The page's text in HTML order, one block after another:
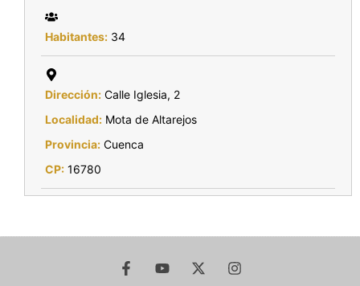
Habitantes: 34
Dirección: Calle Iglesia, 2
Localidad: Mota de Altarejos
Provincia: Cuenca
CP: 16780